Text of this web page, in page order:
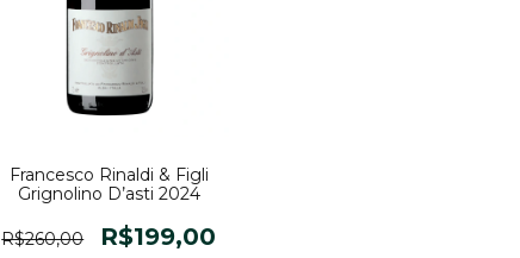
Francesco Rinaldi & Figli
Grignolino D’asti 2024
R$260,00 R$199,00